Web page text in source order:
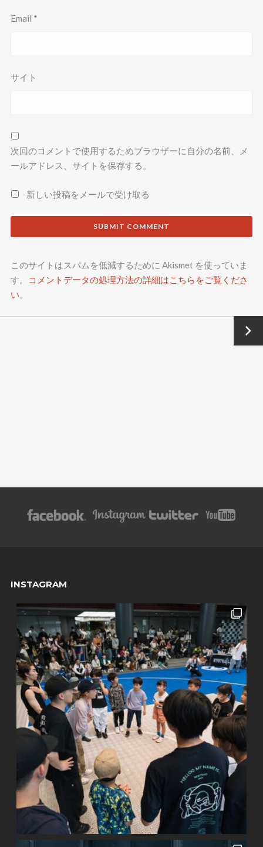
Email *
サイト
次回のコメントで使用するためブラウザーに自分の名前、メ
ールアドレス、サイトを保存する。
新しい投稿をメールで受け取る
このサイトはスパムを低減するために Akismet を使っていま
す。
コメントデータの処理方法の詳細はこちらをご覧くださ
い。
→
INSTAGRAM